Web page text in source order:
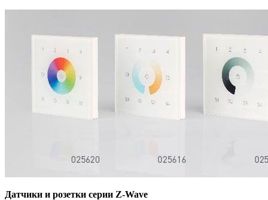
Датчики и розетки серии Z-Wave